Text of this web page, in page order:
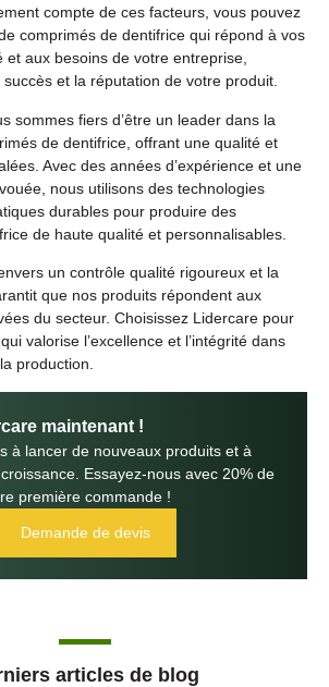
compte de ces facteurs, vous pouvez
comprimés de dentifrice qui répond à vos
et aux besoins de votre entreprise,
et la réputation de votre produit.
sommes fiers d’être un leader dans la
de dentifrice, offrant une qualité et
Avec des années d’expérience et une
nous utilisons des technologies
durables pour produire des
de haute qualité et personnalisables.
un contrôle qualité rigoureux et la
que nos produits répondent aux
du secteur. Choisissez Lidercare pour
valorise l’excellence et l’intégrité dans
production.
maintenant !
à lancer de nouveaux produits et à
Essayez-nous avec 20% de
première commande !
Demande de devis
articles de blog